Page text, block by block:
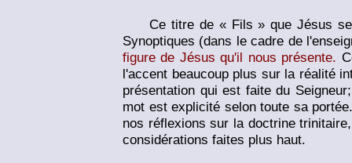
Ce titre de « Fils » que Jésus se
Synoptiques (dans le cadre de
figure de Jésus qu'il nous présente.
l'accent beaucoup plus sur la réalité
présentation qui est faite du
mot est explicité selon toute sa
nos réflexions sur la doctrine
considérations faites plus haut.